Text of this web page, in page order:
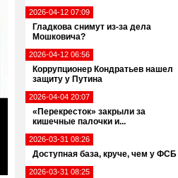
2026-04-12 07:09
Гладкова снимут из-за дела
Мошковича?
2026-04-12 06:56
Коррупционер Кондратьев нашел
защиту у Путина
2026-04-04 20:07
«Перекресток» закрыли за
кишечные палочки и...
2026-03-31 08:26
Доступная база, круче, чем у ФСБ
2026-03-31 08:25